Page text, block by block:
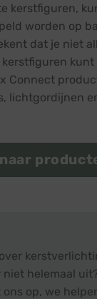
kerstfiguren,
worden op
dat je niet
kunt
Connect
lichtgordijnen
helemaal
ons op, we